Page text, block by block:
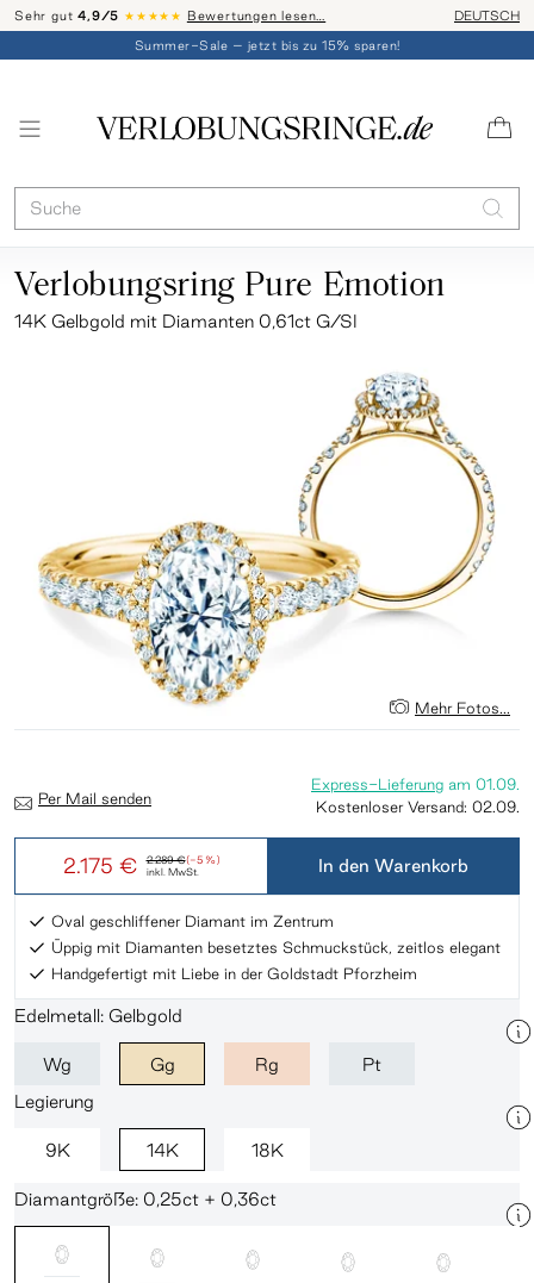
Sehr gut4,9/5 ★★★★★ Bewertungen lesen… Telefon-
DEUTSCH
Summer-Sale – jetzt bis zu 15% sparen!
Verlobungsring Pure Emotion
14K Gelbgold mit Diamanten 0,61ct G/SI
Mehr Fotos...
2.289 €(-5 %)
2.175 € inkl. MwSt.
Express-Lieferung am 01.09.
Kostenloser Versand: 02.09.
Per Mail senden
In den Warenkorb
Oval geschliffener Diamant im Zentrum
Üppig mit Diamanten besetztes Schmuckstück, zeitlos elegant
Handgefertigt mit Liebe in der Goldstadt Pforzheim
Edelmetall: Gelbgold
Wg Gg Rg
Pt
Legierung
9K 14K 18K
Diamantgröße: 0,25ct + 0,36ct